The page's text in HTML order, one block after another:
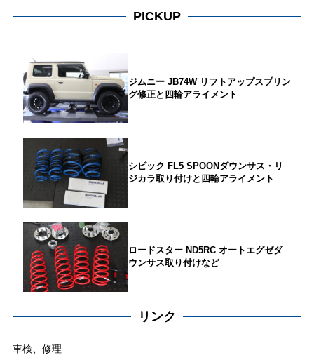
PICKUP
ジムニー JB74W リフトアップスプリン
グ修正と四輪アライメント
シビック FL5 SPOONダウンサス・リ
ジカラ取り付けと四輪アライメント
ロードスター ND5RC オートエグゼダ
ウンサス取り付けなど
リンク
車検、修理